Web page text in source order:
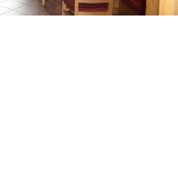
Pusryčiai
kavinėse ir